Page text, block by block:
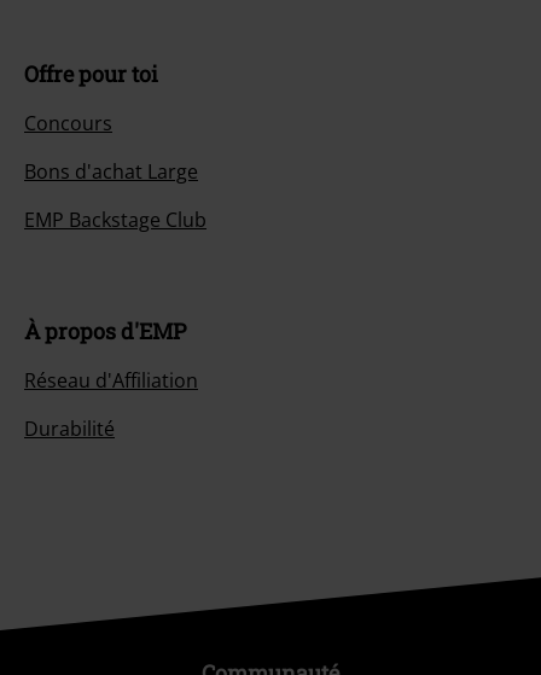
Offre pour toi
Concours
Bons d'achat Large
EMP Backstage Club
À propos d'EMP
Réseau d'Affiliation
Durabilité